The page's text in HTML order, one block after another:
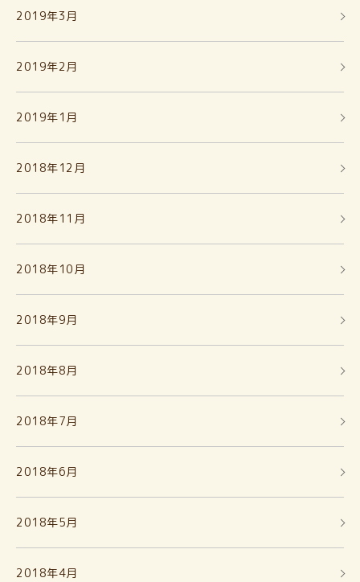
2019年3月
2019年2月
2019年1月
2018年12月
2018年11月
2018年10月
2018年9月
2018年8月
2018年7月
2018年6月
2018年5月
2018年4月